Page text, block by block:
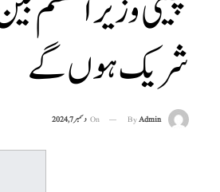
شریک ہوں گے
ByAdmin
On دسمبر 7, 2024